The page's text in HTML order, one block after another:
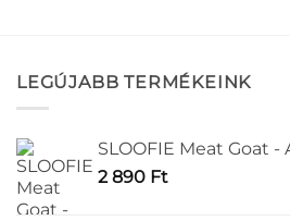
variációja
A
változatok
a
termékoldalon
LEGÚJABB TERMÉKEINK
SLOOFIE Meat Goat -
2 890 Ft